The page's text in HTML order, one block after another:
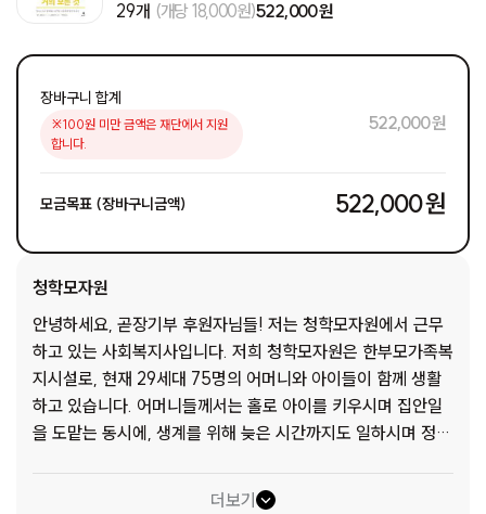
29개 (개당 18,000원)522,000 원
장바구니 합계
※100원 미만 금액은 재단에서 지원
합니다.
522,000 원
모금목표 (장바구니금액) 522,000 원
청학모자원
안녕하세요, 곧장기부 후원자님들! 저는 청학모자원에서 근무
하고 있는 사회복지사입니다. 저희 청학모자원은 한부모가족복
지시설로, 현재 29세대 75명의 어머니와 아이들이 함께 생활
하고 있습니다. 어머니들께서는 홀로 아이를 키우시며 집안일
을 도맡는 동시에, 생계를 위해 늦은 시간까지도 일하시며 정말
라면 모든 걸 감당해 내는, 존경스러운 분들입니다. 가끔은 문
더보기